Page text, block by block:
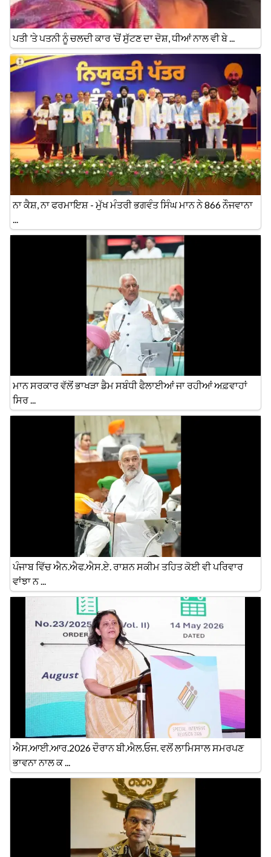
ਪਤੀ ’ਤੇ ਪਤਨੀ ਨੂੰ ਚਲਦੀ ਕਾਰ ’ਚੋਂ ਸੁੱਟਣ ਦਾ ਦੋਸ਼, ਧੀਆਂ ਨਾਲ ਵੀ ਬੇ ...
ਨਾ ਕੈਸ਼, ਨਾ ਫਰਮਾਇਸ਼ - ਮੁੱਖ ਮੰਤਰੀ ਭਗਵੰਤ ਸਿੰਘ ਮਾਨ ਨੇ 866 ਨੌਜਵਾਨਾ
ਮਾਨ ਸਰਕਾਰ ਵੱਲੋਂ ਭਾਖੜਾ ਡੈਮ ਸਬੰਧੀ ਫੈਲਾਈਆਂ ਜਾ ਰਹੀਆਂ ਅਫ਼ਵਾਹਾਂ
ਸਿਰ ...
ਪੰਜਾਬ ਵਿੱਚ ਐਨ.ਐਫ.ਐਸ.ਏ. ਰਾਸ਼ਨ ਸਕੀਮ ਤਹਿਤ ਕੋਈ ਵੀ ਪਰਿਵਾਰ
ਵਾਂਝਾ ਨ ...
ਐਸ.ਆਈ.ਆਰ.2026 ਦੌਰਾਨ ਬੀ.ਐਲ.ਓਜ. ਵਲੋਂ ਲਾਮਿਸਾਲ ਸਮਰਪਣ
ਭਾਵਨਾ ਨਾਲ ਕ ...